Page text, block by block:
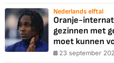
Nederlands elftal
Oranje-
gezinnen met
moet kunnen
23 september